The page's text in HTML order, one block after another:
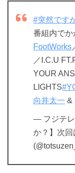
#突然です
番組内で
FootWorks
／I.C.U
YOUR
LIGHTS
向井太一 &
— フジテレ
か？】次回